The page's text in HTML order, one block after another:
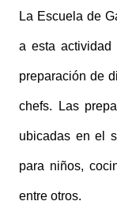
La Escuela de
a esta actividad
preparación de
chefs. Las
ubicadas en el
para niños,
entre otros.